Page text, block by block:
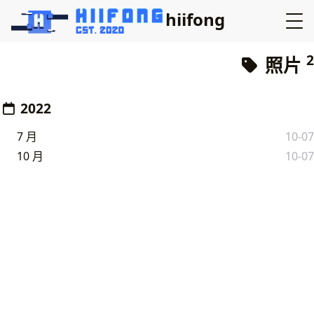
hiifong
照片 2
2022
7 月
10-07
10 月
10-07